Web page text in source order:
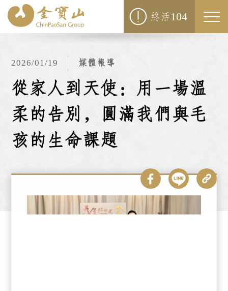
終活104
2026/01/19 媒體報導
從家人到天使：用一場溫
柔的告別，圓滿我們與毛
孩的生命課題